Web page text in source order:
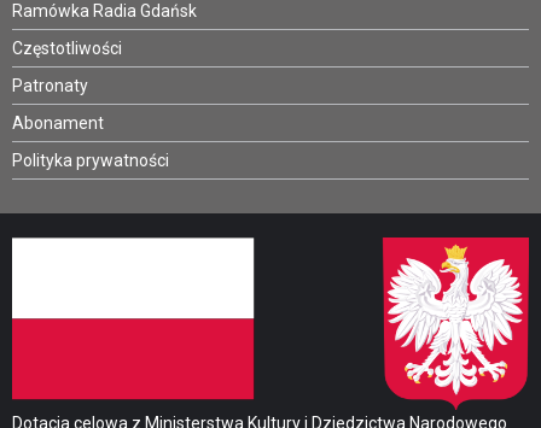
Ramówka Radia Gdańsk
Częstotliwości
Patronaty
Abonament
Polityka prywatności
Dotacja celowa z Ministerstwa Kultury i Dziedzictwa Narodowego